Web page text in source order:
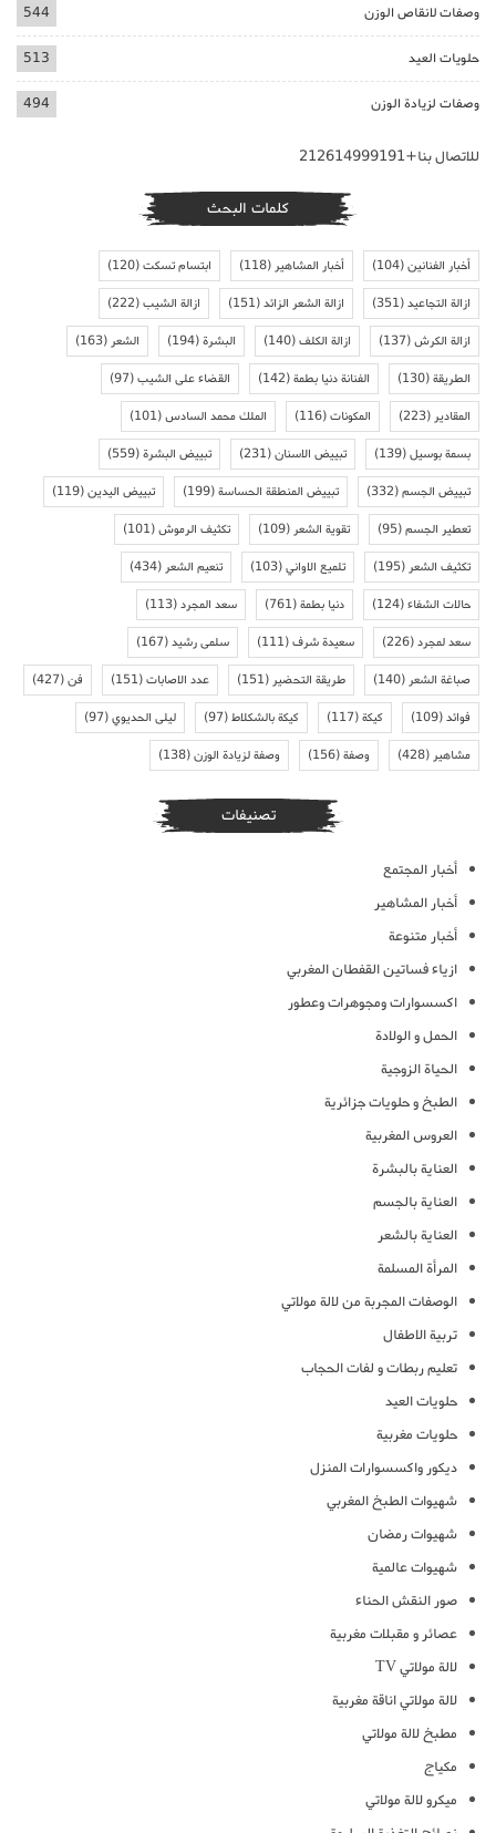
وصفات لانقاص الوزن 544
حلويات العيد 513
وصفات لزيادة الوزن 494
للاتصال بنا+212614999191
كلمات البحث
أخبار الفنانين(104) أخبار المشاهير (118) ابتسام تسكت(120)
ازالة التجاعيد(351) ازالة الشعر الزائد(151) ازالة الشيب(222)
ازالة الكرش(137) ازالة الكلف(140) البشرة(194) الشعر (163)
الطريقة(130) الفنانة دنيا بطمة(142) القضاء على الشيب(97)
المقادير (223) المكونات(116) الملك محمد السادس(101)
بسمة بوسيل(139) تبييض الاسنان(231) تبييض البشرة(559)
تبييض الجسم(332) تبييض المنطقة الحساسة(199) تبييض اليدين(119)
تعطير الجسم(95) تقوية الشعر (109) تكثيف الرموش(101)
تكثيف الشعر (195) تلميع الاواني(103) تنعيم الشعر (434)
حالات الشفاء(124) دنيا بطمة(761) سعد المجرد(113)
سعد لمجرد(226) سعيدة شرف(111) سلمى رشيد(167)
صباغة الشعر (140) طريقة التحضير (151) عدد الاصابات(151) فن(427)
فوائد(109) كيكة(117) كيكة بالشكلاط(97) ليلى الحديوي(97)
مشاهير (428) وصفة(156) وصفة لزيادة الوزن(138)
تصنيفات
أخبار المجتمع
أخبار المشاهير
أخبار متنوعة
ازياء فساتين القفطان المغربي
اكسسوارات ومجوهرات وعطور
الحمل و الولادة
الحياة الزوجية
الطبخ و حلويات جزائرية
العروس المغربية
العناية بالبشرة
العناية بالجسم
العناية بالشعر
المرأة المسلمة
الوصفات المجربة من لالة مولاتي
تربية الاطفال
تعليم ربطات و لفات الحجاب
حلويات العيد
حلويات مغربية
ديكور واكسسوارات المنزل
شهيوات الطبخ المغربي
شهيوات رمضان
شهيوات عالمية
صور النقش الحناء
عصائر و مقبلات مغربية
لالة مولاتي TV
لالة مولاتي اناقة مغربية
مطبخ لالة مولاتي
مكياج
ميكرو لالة مولاتي